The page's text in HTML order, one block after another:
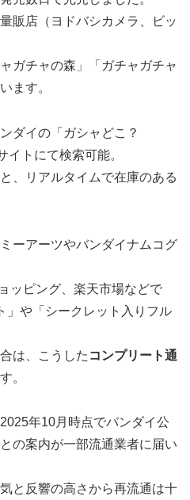
販店（ヨドバシカメラ、ビッ
ガチャの森」「ガチャガチャ
ます。
ダイの「ガシャどこ？
イトにて検索可能。
、リアルタイムで在庫のある
ーアーツやバンダイナムコグ
ッピング、楽天市場などで
」や「シークレット入りフル
は、こうした コンプリート通
。
年10月時点でバンダイ公
の案内が一部流通業者に届い
と反響の高さから再流通は十